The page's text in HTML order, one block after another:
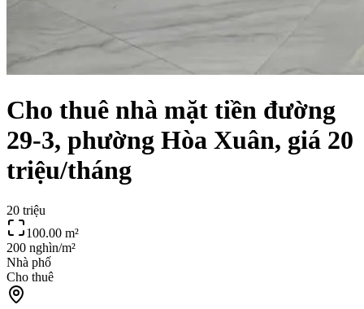
Cho thuê nhà mặt tiền đường
29-3, phường Hòa Xuân, giá 20
triệu/tháng
20 triệu
100.00 m²
200 nghìn/m²
Nhà phố
Cho thuê